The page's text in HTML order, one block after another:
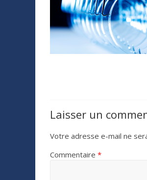
Laisser un
Votre adresse e-mail ne
Commentaire *